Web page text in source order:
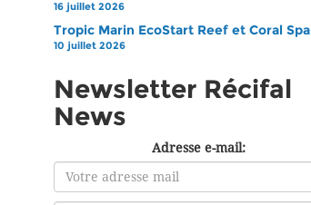
16 juillet 2026
Tropic Marin EcoStart Reef et Coral Spa
10 juillet 2026
Newsletter Récifal
News
Adresse e-mail: